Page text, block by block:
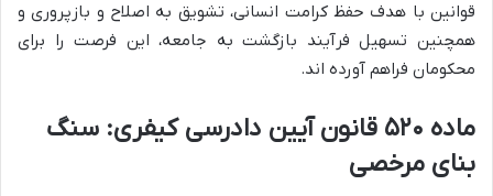
قوانین با هدف حفظ کرامت انسانی، تشویق به اصلاح و بازپروری و
همچنین تسهیل فرآیند بازگشت به جامعه، این فرصت را برای
محکومان فراهم آورده اند.
ماده ۵۲۰ قانون آیین دادرسی کیفری: سنگ
بنای مرخصی